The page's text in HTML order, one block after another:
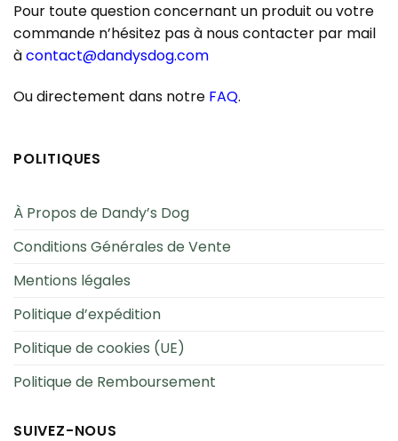
Pour toute question concernant un produit ou votre
commande n’hésitez pas à nous contacter par mail
àcontact@dandysdog.com
Ou directement dans notre FAQ.
POLITIQUES
À Propos de Dandy’s Dog
Conditions Générales de Vente
Mentions légales
Politique d’expédition
Politique de cookies (UE)
Politique de Remboursement
SUIVEZ-NOUS